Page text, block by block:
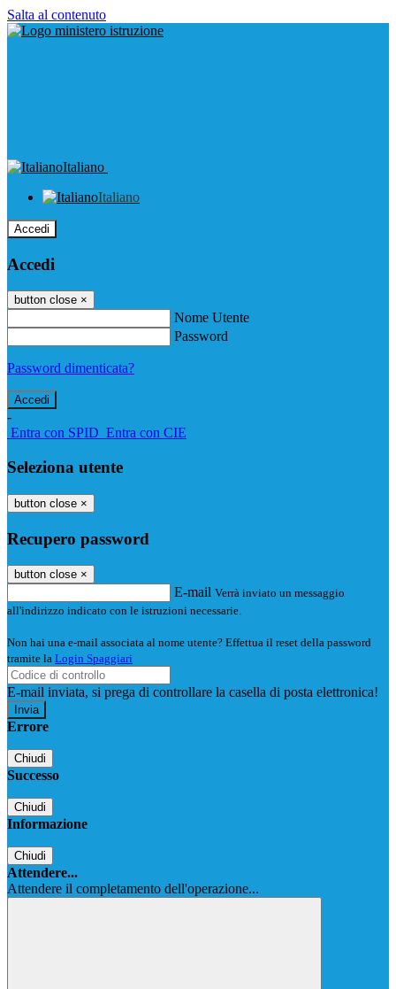
Salta al contenuto
Italiano
Italiano
Accedi
Accedi
button close ×
Nome Utente
Password
Password dimenticata?
-
Entra con SPID Entra con CIE
Seleziona utente
button close ×
Recupero password
button close ×
E-mail Verrà inviato un messaggio
all'indirizzo indicato con le istruzioni necessarie.
Non hai una e-mail associata al nome utente? Effettua il reset della password
tramite la Login Spaggiari
E-mail inviata, si prega di controllare la casella di posta elettronica!
Errore
Chiudi
Successo
Chiudi
Informazione
Chiudi
Attendere...
Attendere il completamento dell'operazione...